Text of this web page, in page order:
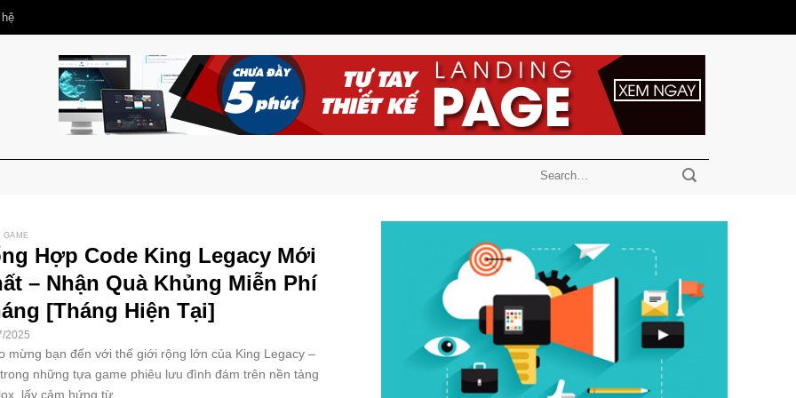
GAME
Hợp Code King Legacy Mới
– Nhận Quà Khủng Miễn Phí
[Tháng Hiện Tại]
2025
mừng bạn đến với thế giới rộng lớn của King Legacy –
những tựa game phiêu lưu đình đám trên nền tảng
lấy cảm hứng từ...